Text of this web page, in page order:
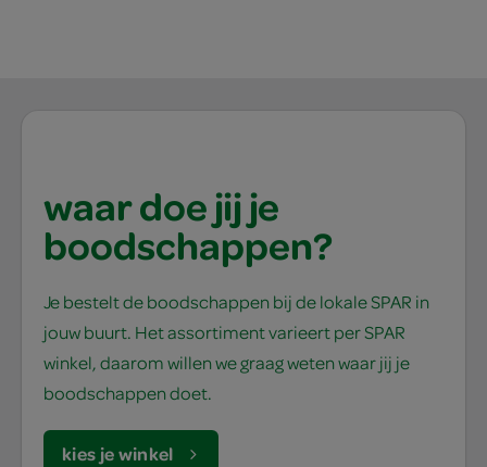
waar doe jij je
boodschappen?
Je bestelt de boodschappen bij de lokale SPAR in
jouw buurt. Het assortiment varieert per SPAR
winkel, daarom willen we graag weten waar jij je
boodschappen doet.
kies je winkel